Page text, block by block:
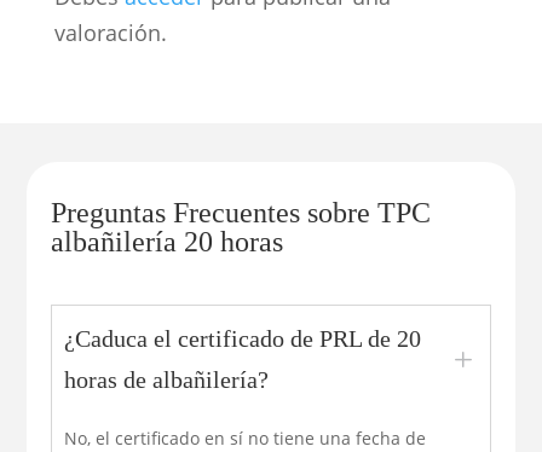
valoración.
Preguntas Frecuentes sobre TPC
albañilería 20 horas
¿Caduca el certificado de PRL de 20
horas de albañilería?
L
No, el certificado en sí no tiene una fecha de